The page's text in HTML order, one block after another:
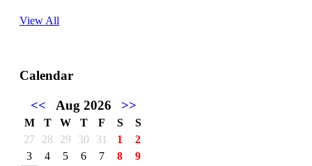
View All
Calendar
<< Aug 2026 >>
M T W T F S
S
27
28 29 30 31 1
2
3
4 5 6 7 8
9